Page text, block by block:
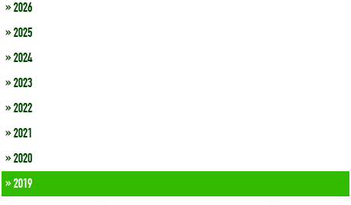
» 2026
» 2025
» 2024
» 2023
» 2022
» 2021
» 2020
» 2019